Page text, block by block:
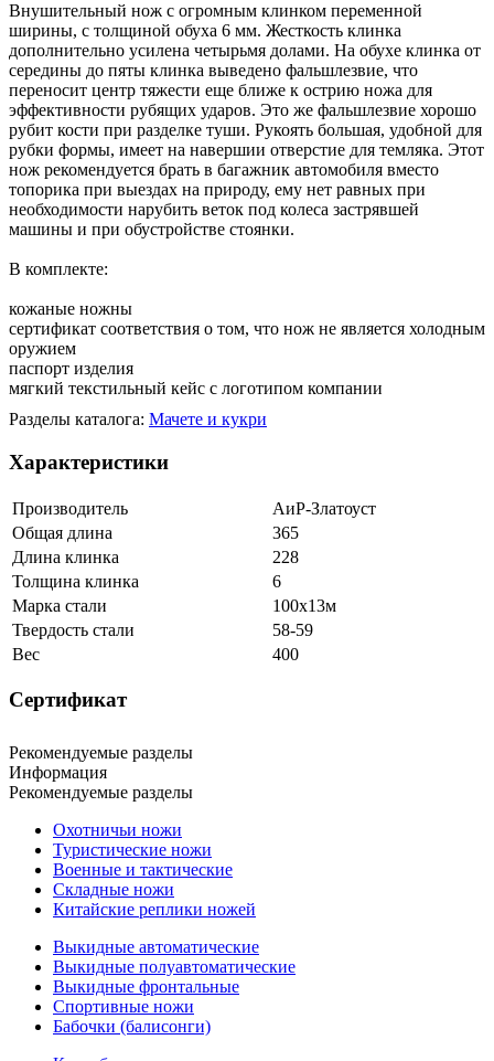
Внушительный нож с огромным клинком переменной
ширины, с толщиной обуха 6 мм. Жесткость клинка
дополнительно усилена четырьмя долами. На обухе клинка от
середины до пяты клинка выведено фальшлезвие, что
переносит центр тяжести еще ближе к острию ножа для
эффективности рубящих ударов. Это же фальшлезвие хорошо
рубит кости при разделке туши. Рукоять большая, удобной для
рубки формы, имеет на навершии отверстие для темляка. Этот
нож рекомендуется брать в багажник автомобиля вместо
топорика при выездах на природу, ему нет равных при
необходимости нарубить веток под колеса застрявшей
машины и при обустройстве стоянки.
В комплекте:
кожаные ножны
сертификат соответствия о том, что нож не является холодным
оружием
паспорт изделия
мягкий текстильный кейс с логотипом компании
Разделы каталога: Мачете и кукри
Характеристики
Производитель
АиР-Златоуст
Общая длина
365
Длина клинка
228
Толщина клинка
6
Марка стали
100х13м
Твердость стали
58-59
Вес
400
Сертификат
Рекомендуемые разделы
Информация
Рекомендуемые разделы
Охотничьи ножи
Туристические ножи
Военные и тактические
Складные ножи
Китайские реплики ножей
Выкидные автоматические
Выкидные полуавтоматические
Выкидные фронтальные
Спортивные ножи
Бабочки (балисонги)